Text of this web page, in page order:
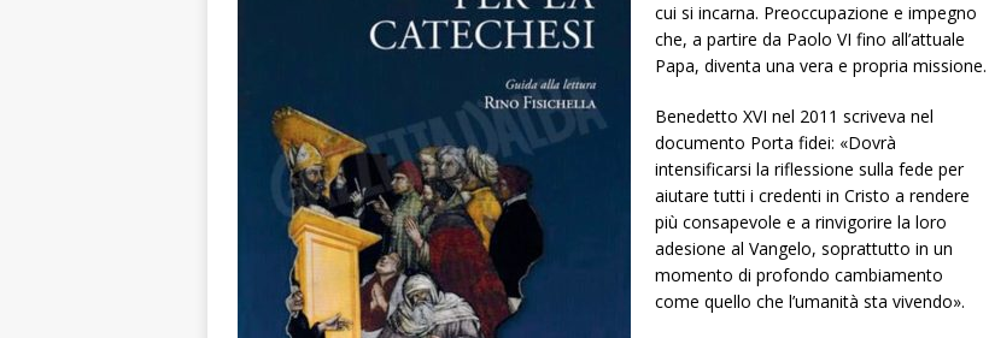
cui si incarna. Preoccupazione e impegno
che, a partire da Paolo VI fino all’attuale
Papa, diventa una vera e propria missione.
Benedetto XVI nel 2011 scriveva nel
documento Porta fidei: «Dovrà
intensificarsi la riflessione sulla fede per
aiutare tutti i credenti in Cristo a rendere
più consapevole e a rinvigorire la loro
adesione al Vangelo, soprattutto in un
momento di profondo cambiamento
come quello che l’umanità sta vivendo».